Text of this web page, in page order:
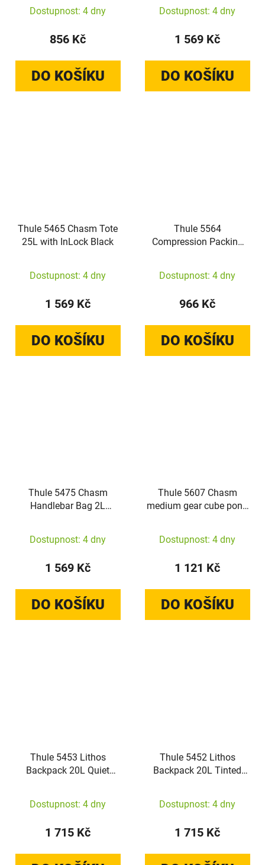
Dostupnost: 4 dny
856 Kč
DO KOŠÍKU
Dostupnost: 4 dny
1 569 Kč
DO KOŠÍKU
Thule 5465 Chasm Tote
25L with InLock Black
Dostupnost: 4 dny
1 569 Kč
DO KOŠÍKU
Thule 5564
Compression Packing
Dostupnost: 4 dny
966 Kč
DO KOŠÍKU
Thule 5475 Chasm
Handlebar Bag 2L
Dostupnost: 4 dny
1 569 Kč
DO KOŠÍKU
Thule 5607 Chasm
medium gear cube pond
Dostupnost: 4 dny
1 121 Kč
DO KOŠÍKU
Thule 5453 Lithos
Backpack 20L Quiet
Dostupnost: 4 dny
1 715 Kč
Thule 5452 Lithos
Backpack 20L Tinted
Dostupnost: 4 dny
1 715 Kč